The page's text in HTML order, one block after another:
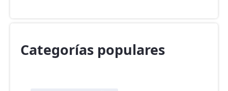
Categorías populares